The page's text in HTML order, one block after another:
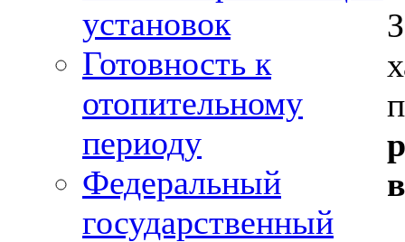
установок
Готовность к
отопительному
периоду
Федеральный
государственный